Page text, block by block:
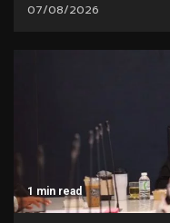
07/08/2026
1 min read